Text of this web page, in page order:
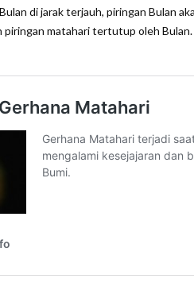
di jarak terjauh, piringan Bulan
matahari tertutup oleh